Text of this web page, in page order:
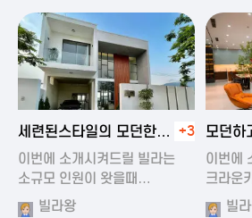
2024-11-19 01:22
세련된스타일의 모던한
풀빌라
+3
이번에 소개시켜드릴 빌라는
소규모 인원이 왓을때…
빌라왕
모던하
이번에
크라운
빌